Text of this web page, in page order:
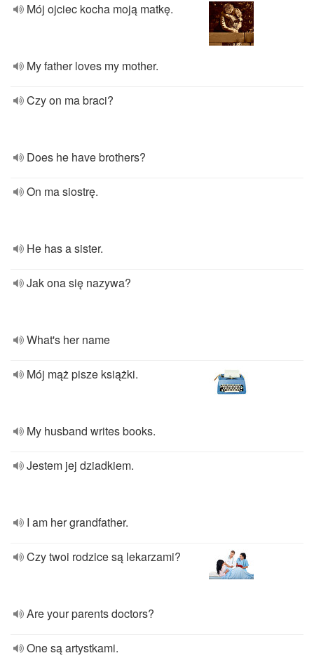
Mój ojciec kocha moją matkę.
My father loves my mother.
Czy on ma braci?
Does he have brothers?
On ma siostrę.
He has a sister.
Jak ona się nazywa?
What's her name
Mój mąż pisze książki.
My husband writes books.
Jestem jej dziadkiem.
I am her grandfather.
Czy twoi rodzice są lekarzami?
Are your parents doctors?
One są artystkami.